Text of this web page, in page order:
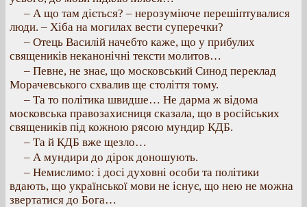
– А що там діється? – нерозуміюче перешіптувалися
люди. – Хіба на могилах вести суперечки?
– Отець Василій начебто каже, що у прибулих
священиків неканонічні тексти молитов…
– Певне, не знає, що московський Синод переклад
Морачевського схвалив ще століття тому.
– Та то політика швидше… Не дарма ж відома
московська правозахисниця сказала, що в російських
священиків під кожною рясою мундир КДБ.
– Та й КДБ вже щезло…
– А мундири до дірок доношують.
– Немислимо: і досі духовні особи та політики
вдають, що української мови не існує, що нею не можна
звертатися до Бога…